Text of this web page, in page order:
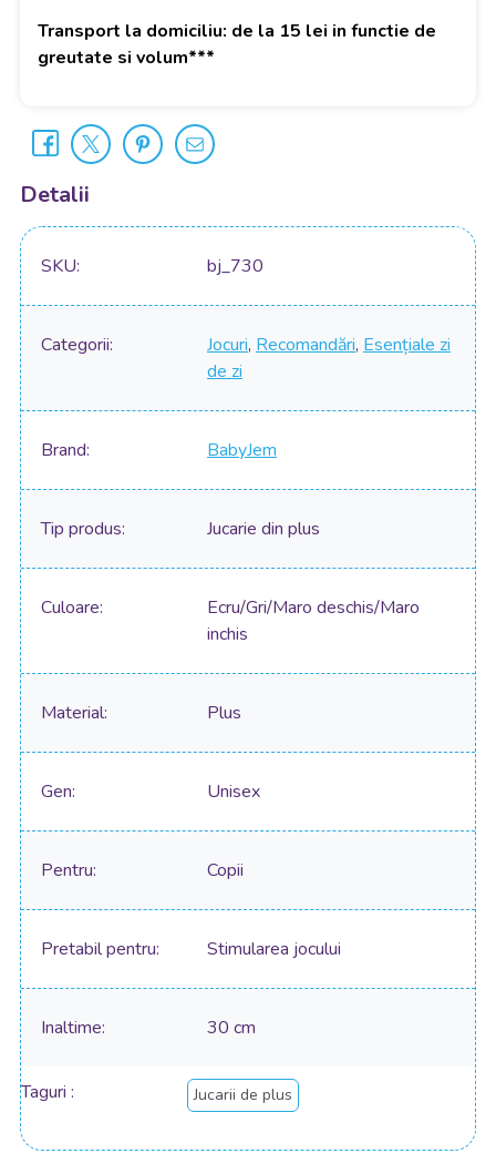
Transport la domiciliu: de la 15 lei in functie de
greutate si volum***
Detalii
SKU bj_730
Categorii Jocuri, Recomandări, Esențiale zi
de zi
Brand BabyJem
Tip produs Jucarie din plus
Culoare
Ecru/Gri/Maro deschis/Maro
inchis
Material Plus
Gen Unisex
Pentru Copii
Pretabil pentru Stimularea jocului
Inaltime 30 cm
Taguri Jucarii de plus